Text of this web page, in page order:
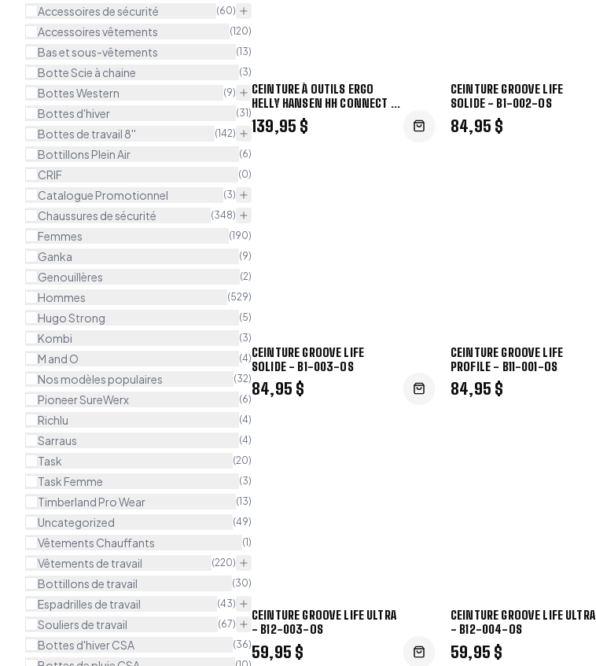
Accessoires de sécurité (60)
Accessoires vêtements (120)
Bas et sous-vêtements (13)
Botte Scie à chaine (3)
Bottes Western (9)
Bottes d'hiver (31)
Bottes de travail 8'' (142)
Bottillons Plein Air (6)
CRIF (0)
Catalogue Promotionnel (3)
Chaussures de sécurité (348)
Femmes (190)
Ganka (9)
Genouillères (2)
Hommes (529)
Hugo Strong (5)
Kombi (3)
M and O (4)
Nos modèles populaires (32)
Pioneer SureWerx (6)
Richlu (4)
Sarraus (4)
Task (20)
Task Femme (3)
Timberland Pro Wear (13)
Uncategorized (49)
Vêtements Chauffants (1)
Vêtements de travail (220)
Bottillons de travail (30)
Espadrilles de travail (43)
Souliers de travail (67)
Bottes d'hiver CSA (36)
CEINTURE À OUTILS ERGO
HELLY HANSEN HH CONNECT -
79461
139,95 $
CEINTURE GROOVE LIFE
SOLIDE - B1-002-OS
84,95 $
CEINTURE GROOVE LIFE
SOLIDE - B1-003-OS
84,95 $
CEINTURE GROOVE LIFE
PROFILE - B11-001-OS
84,95 $
CEINTURE GROOVE LIFE ULTRA
- B12-003-OS
59,95 $
CEINTURE GROOVE LIFE ULTRA
- B12-004-OS
59,95 $